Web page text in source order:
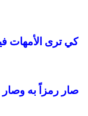
كي ترى الأمهات
صار رمزاً به وصار